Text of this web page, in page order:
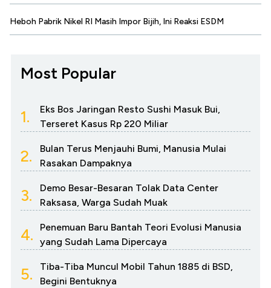
Heboh Pabrik Nikel RI Masih Impor Bijih, Ini Reaksi ESDM
Most Popular
1.
Eks Bos Jaringan Resto Sushi Masuk Bui,
Terseret Kasus Rp 220 Miliar
2.
Bulan Terus Menjauhi Bumi, Manusia Mulai
Rasakan Dampaknya
3.
Demo Besar-Besaran Tolak Data Center
Raksasa, Warga Sudah Muak
4.
Penemuan Baru Bantah Teori Evolusi Manusia
yang Sudah Lama Dipercaya
5.
Tiba-Tiba Muncul Mobil Tahun 1885 di BSD,
Begini Bentuknya